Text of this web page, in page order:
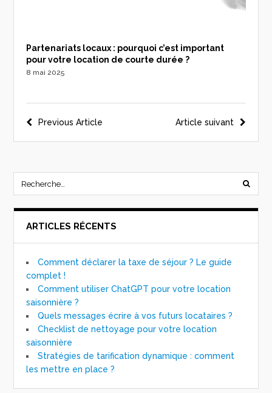
Partenariats locaux : pourquoi c’est important
pour votre location de courte durée ?
8 mai 2025
Article suivant
Previous Article
ARTICLES RÉCENTS
Comment déclarer la taxe de séjour ? Le guide
complet !
Comment utiliser ChatGPT pour votre location
saisonnière ?
Quels messages écrire à vos futurs locataires ?
Checklist de nettoyage pour votre location
saisonnière
Stratégies de tarification dynamique : comment
les mettre en place ?